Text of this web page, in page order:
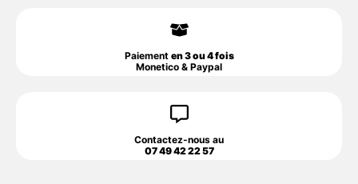
Paiement en 3 ou 4 fois
Monetico & Paypal
Contactez-nous au
07 49 42 22 57